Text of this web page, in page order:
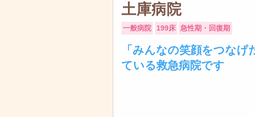
土庫病院
一般病院 199床 急性期・回復期
「みんなの笑顔をつなげ
ている救急病院です